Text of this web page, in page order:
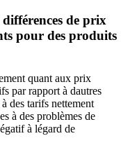
de prix
pour des produits
quant aux prix
par rapport à dautres
des tarifs nettement
à des problèmes de
à légard de